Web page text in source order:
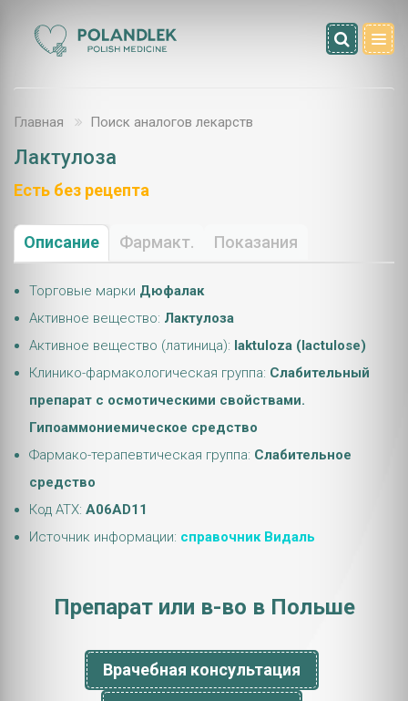
Главная Поиск аналогов лекарств
Лактулоза
Есть без рецепта
Описание Фармакт. Показания
Торговые марки Дюфалак
Активное вещество: Лактулоза
Активное вещество (латиница): laktuloza (lactulose)
Клинико-фармакологическая группа: Слабительный
препарат с осмотическими свойствами.
Гипоаммониемическое средство
Фармако-терапевтическая группа: Слабительное
средство
Код АТХ: A06AD11
Источник информации: справочник Видаль
Препарат или в-во в Польше
Врачебная консультация